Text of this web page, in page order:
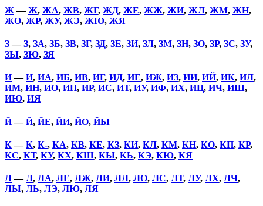
Ж —Ж, ЖА, ЖВ, ЖГ, ЖД, ЖЕ, ЖЖ, ЖИ, ЖЛ, ЖМ, ЖН,
ЖО, ЖР, ЖУ, ЖЭ, ЖЮ, ЖЯ
З—З, ЗА, ЗБ, ЗВ, ЗГ, ЗД, ЗЕ, ЗИ, ЗЛ, ЗМ, ЗН, ЗО, ЗР, ЗС, ЗУ,
ЗЫ, ЗЮ, ЗЯ
И—И, ИА, ИБ, ИВ, ИГ, ИД, ИЕ, ИЖ, ИЗ, ИИ, ИЙ, ИК, ИЛ,
ИМ, ИН, ИО, ИП, ИР, ИС, ИТ, ИУ, ИФ, ИХ, ИЦ, ИЧ, ИШ,
ИЮ, ИЯ
Й—Й, ЙЕ, ЙИ, ЙО, ЙЫ
К—К, К-, КА, КВ, КЕ, КЗ, КИ, КЛ, КМ, КН, КО, КП, КР,
КС, КТ, КУ, КХ, КШ, КЫ, КЬ, КЭ, КЮ, КЯ
Л—Л, ЛА, ЛЕ, ЛЖ, ЛИ, ЛЛ, ЛО, ЛС, ЛТ, ЛУ, ЛХ, ЛЧ,
ЛЫ, ЛЬ, ЛЭ, ЛЮ, ЛЯ